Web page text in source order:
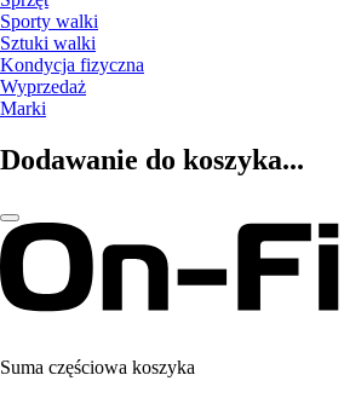
Sporty walki
Sztuki walki
Kondycja fizyczna
Wyprzedaż
Marki
Dodawanie do koszyka...
Suma częściowa koszyka